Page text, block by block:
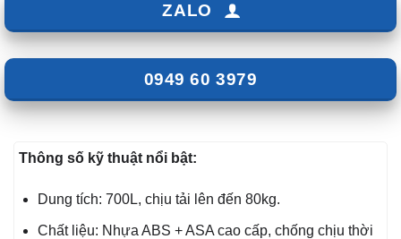
ZALO
0949 60 3979
Thông số kỹ thuật nổi bật:
Dung tích: 700L, chịu tải lên đến 80kg.
Chất liệu: Nhựa ABS + ASA cao cấp, chống chịu thời